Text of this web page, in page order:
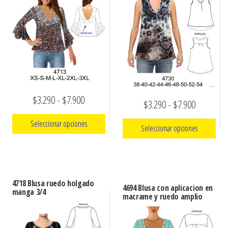
$3.290- $7.900Rango
de
precios:
hasta
$7.900
Seleccionar opciones
múltiples
variantes.
Las
$3.290- $7.900Rango
de
precios:
hasta
Seleccionar opciones
múltiples
variantes.
Las
4718 Blusa ruedo holgado
manga 3/4 4694 Blusa con aplicacion en
macrame y ruedo amplio